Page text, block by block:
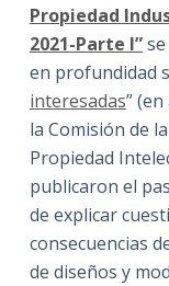
Propiedad
2021-Parte I”
en profundidad
interesadas”
la Comisión de
Propiedad
publicaron el
de explicar
consecuencias
de diseños y